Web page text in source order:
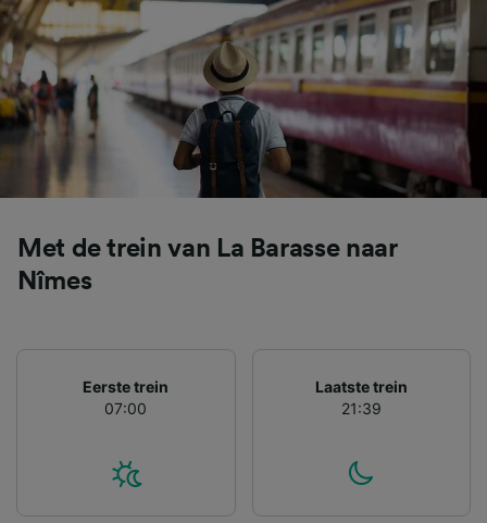
Met de trein van La Barasse naar
Nîmes
Eerste trein
07:00
Laatste trein
21:39